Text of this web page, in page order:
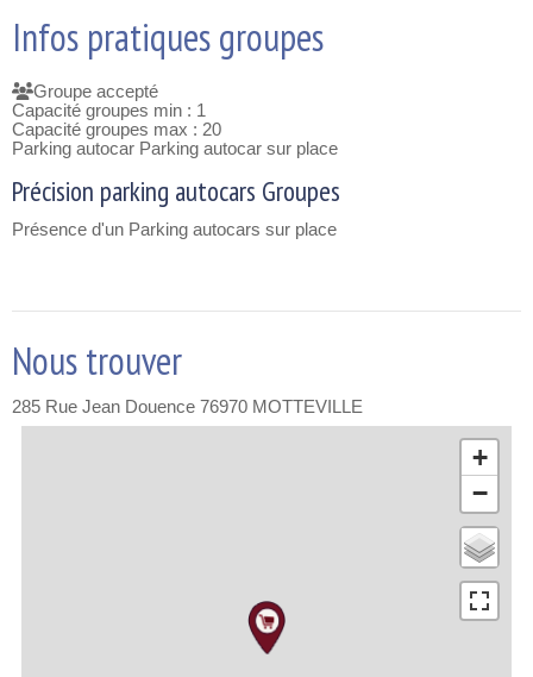
Infos pratiques groupes
Groupe accepté
Capacité groupes min : 1
Capacité groupes max : 20
Parking autocar Parking autocar sur place
Précision parking autocars Groupes
Présence d'un Parking autocars sur place
Nous trouver
285 Rue Jean Douence 76970 MOTTEVILLE
+
−